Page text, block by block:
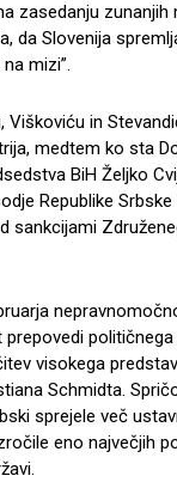
zasedanju zunanjih
da Slovenija
mizi”.
Viškoviću in
medtem ko sta
BiH Željko
Republike
sankcijami
visokega
Schmidta.
sprejele več
eno največjih